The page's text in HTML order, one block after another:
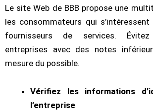
Le site Web de BBB propose une
les consommateurs qui
fournisseurs de services.
entreprises avec des notes
mesure du possible.
Vérifiez les informations
l’entreprise